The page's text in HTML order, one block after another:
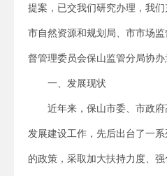
提案，已交我们研究办理，我们
市自然资源和规划局、市市场
督管理委员会保山监管分局协办
一、发展现状
近年来，保山市委、市政
发展建设工作，先后出台了一
的政策，采取加大扶持力度、